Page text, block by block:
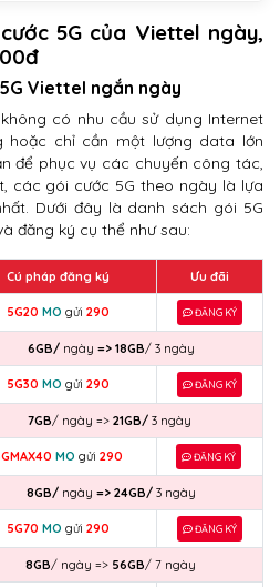
5G của Viettel ngày,
Viettel ngắn ngày
có nhu cầu sử dụng Internet
hoặc chỉ cần một lượng data lớn
để phục vụ các chuyến công tác,
các gói cước 5G theo ngày là lựa
Dưới đây là danh sách gói 5G
đăng ký cụ thể như sau:
Cú pháp đăng ký Ưu đãi
5G20 MO gửi 290 ĐĂNG KÝ
6GB/ ngày => 18GB/ 3 ngày
5G30 MO gửi 290 ĐĂNG KÝ
7GB/ ngày => 21GB/3 ngày
MO gửi 290 ĐĂNG KÝ
8GB/ ngày => 24GB/ 3 ngày
5G70 MO gửi 290 ĐĂNG KÝ
8GB/ ngày => 56GB/ 7 ngày